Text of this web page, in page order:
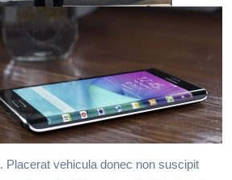
Placerat vehicula donec non suscipit